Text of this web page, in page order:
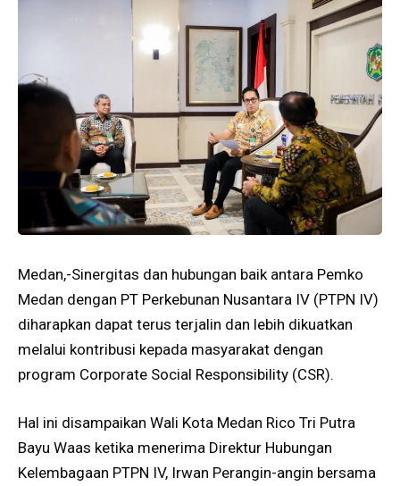
Medan,-Sinergitas dan hubungan baik antara Pemko
Medan dengan PT Perkebunan Nusantara IV (PTPN IV)
diharapkan dapat terus terjalin dan lebih dikuatkan
melalui kontribusi kepada masyarakat dengan
program Corporate Social Responsibility (CSR).
Hal ini disampaikan Wali Kota Medan Rico Tri Putra
Bayu Waas ketika menerima Direktur Hubungan
Kelembagaan PTPN IV, Irwan Perangin-angin bersama